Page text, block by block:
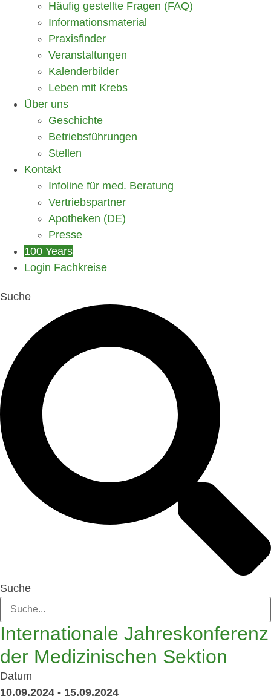
Häufig gestellte Fragen (FAQ)
Informationsmaterial
Praxisfinder
Veranstaltungen
Kalenderbilder
Leben mit Krebs
Über uns
Geschichte
Betriebsführungen
Stellen
Kontakt
Infoline für med. Beratung
Vertriebspartner
Apotheken (DE)
Presse
100 Years
Login Fachkreise
Suche
Suche
Internationale Jahreskonferenz
der Medizinischen Sektion
Datum
10.09.2024 - 15.09.2024